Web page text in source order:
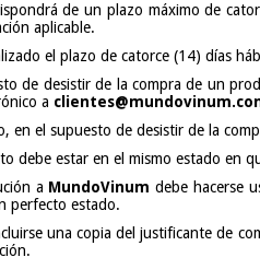
de un plazo máximo de
aplicable.
el plazo de catorce (14) días
de desistir de la compra de un
a
en el supuesto de desistir de la
debe estar en el mismo estado en
a MundoVinum debe hacerse
perfecto estado.
una copia del justificante de